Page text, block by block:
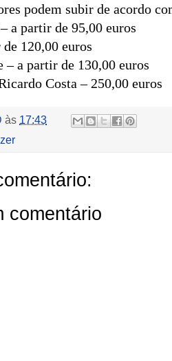
podem subir de acordo
a partir de 95,00 euros
120,00 euros
– a partir de 130,00 euros
Costa – 250,00 euros
às 17:43
comentário